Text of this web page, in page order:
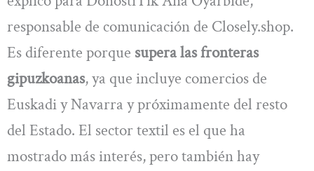
responsable de comunicación de Closely.shop.
Es diferente porque supera las fronteras
gipuzkoanas, ya que incluye comercios de
Euskadi y Navarra y próximamente del resto
del Estado. El sector textil es el que ha
mostrado más interés, pero también hay